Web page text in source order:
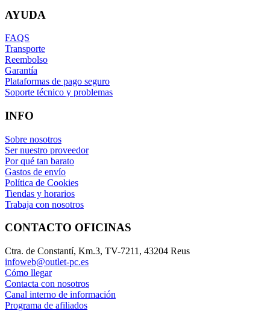
AYUDA
FAQS
Transporte
Reembolso
Garantía
Plataformas de pago seguro
Soporte técnico y problemas
INFO
Sobre nosotros
Ser nuestro proveedor
Por qué tan barato
Gastos de envío
Política de Cookies
Tiendas y horarios
Trabaja con nosotros
CONTACTO OFICINAS
Ctra. de Constantí, Km.3, TV-7211, 43204 Reus
infoweb@outlet-pc.es
Cómo llegar
Contacta con nosotros
Canal interno de información
Programa de afiliados